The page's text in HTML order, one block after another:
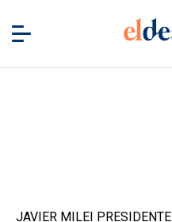
JAVIER MILEI PRESIDENTE